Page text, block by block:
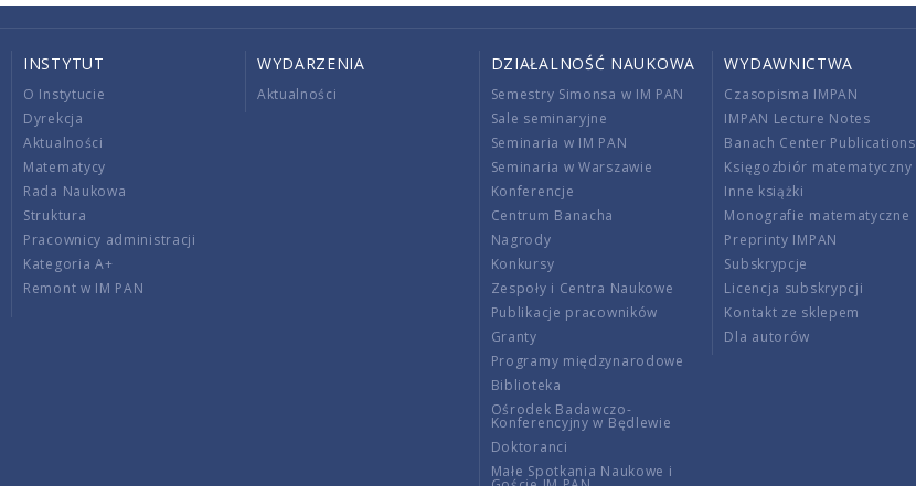
INSTYTUT
O Instytucie
Dyrekcja
Aktualności
Matematycy
Rada Naukowa
Struktura
Pracownicy administracji
Kategoria A+
Remont w IM PAN
WYDARZENIA
Aktualności
DZIAŁALNOŚĆ NAUKOWA
Semestry Simonsa w IM PAN
Sale seminaryjne
Seminaria w IM PAN
Seminaria w Warszawie
Konferencje
Centrum Banacha
Nagrody
Konkursy
Zespoły i Centra Naukowe
Publikacje pracowników
Granty
Programy międzynarodowe
Biblioteka
Ośrodek Badawczo-
Konferencyjny w Będlewie
Doktoranci
Małe Spotkania Naukowe i
WYDAWNICTWA
Czasopisma IMPAN
IMPAN Lecture Notes
Banach Center Publications
Księgozbiór matematyczny
Inne książki
Monografie matematyczne
Preprinty IMPAN
Subskrypcje
Licencja subskrypcji
Kontakt ze sklepem
Dla autorów